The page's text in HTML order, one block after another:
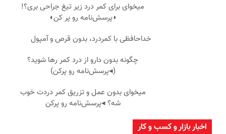
میخوای برای کمر درد زیر تیغ جراحی بری؟!
◗پرسش‌نامه رو پر کن◖
خداحافظی با کمردرد، بدون قرص و آمپول
چگونه بدون دارو از درد کمر رها شوید؟
(◂پرسش‌نامه رو پرکن)
میخوای بدون عمل و تزریق کمر دردت خوب
شه؟ ◂پرسش‌نامه رو پرکن
اخبار بازار و کسب و کار